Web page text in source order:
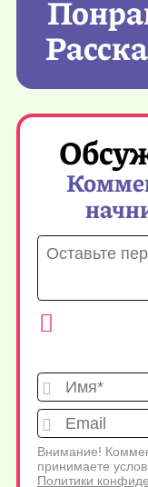
Внимание!
принимаете
Политики